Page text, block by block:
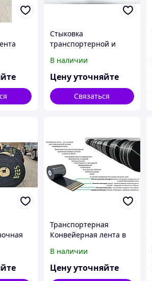
Стыковка
транспортерной и
В наличии
Цену уточняйте
Связаться
Транспортерная
Конвейерная лента в
В наличии
Цену уточняйте